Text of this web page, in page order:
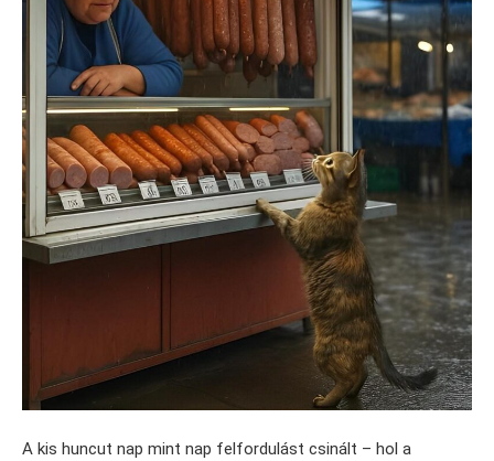
A kis huncut nap mint nap felfordulást csinált – hol a